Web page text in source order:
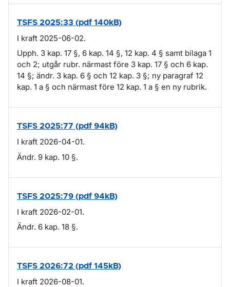
TSFS 2025:33 (pdf 140kB)
I kraft 2025-06-02.
Upph. 3 kap. 17 §, 6 kap. 14 §, 12 kap. 4 § samt bilaga 1
och 2; utgår rubr. närmast före 3 kap. 17 § och 6 kap.
14 §; ändr. 3 kap. 6 § och 12 kap. 3 §; ny paragraf 12
kap. 1 a § och närmast före 12 kap. 1 a § en ny rubrik.
TSFS 2025:77 (pdf 94kB)
I kraft 2026-04-01.
Ändr. 9 kap. 10 §.
TSFS 2025:79 (pdf 94kB)
I kraft 2026-02-01.
Ändr. 6 kap. 18 §.
TSFS 2026:72 (pdf 145kB)
I kraft 2026-08-01.